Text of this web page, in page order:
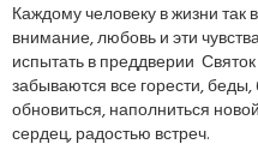
Каждому человеку в жизни
внимание, любовь и эти
испытать в преддверии
забываются все горести,
обновиться, наполниться
сердец, радостью встреч.